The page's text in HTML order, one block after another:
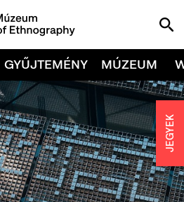
GYŰJTEMÉNY MÚZEUM
JEGYEK